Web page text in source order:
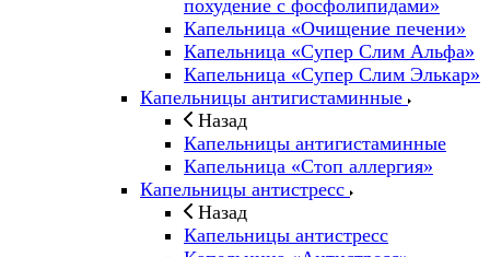
похудение с фосфолипидами»
Капельница «Очищение печени»
Капельница «Супер Слим Альфа»
Капельница «Супер Слим Элькар»
Капельницы антигистаминные
Назад
Капельницы антигистаминные
Капельница «Стоп аллергия»
Капельницы антистресс
Назад
Капельницы антистресс